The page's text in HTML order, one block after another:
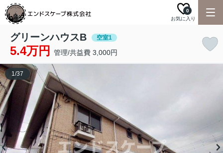
お気に入り
0
グリーンハウスB 空室1
5.4万円 管理/共益費 3,000円
1/37